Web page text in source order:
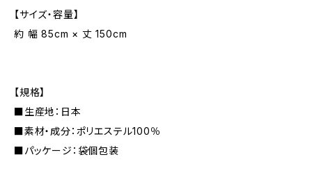
【サイズ・容量】
約 幅 85cm × 丈 150cm
【規格】
■生産地：日本
■素材・成分：ポリエステル100％
■パッケージ：袋個包装